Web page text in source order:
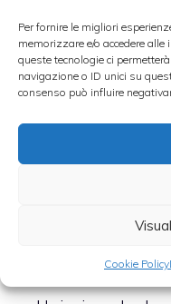
Per fornire le migliori
memorizzare e/o accedere
queste tecnologie ci
navigazione o ID unici su
consenso può influire
Cookie Policy
sottili, anche il
verserai in
antiaderente e
– Taglia a
dopo aver
aggiungerai